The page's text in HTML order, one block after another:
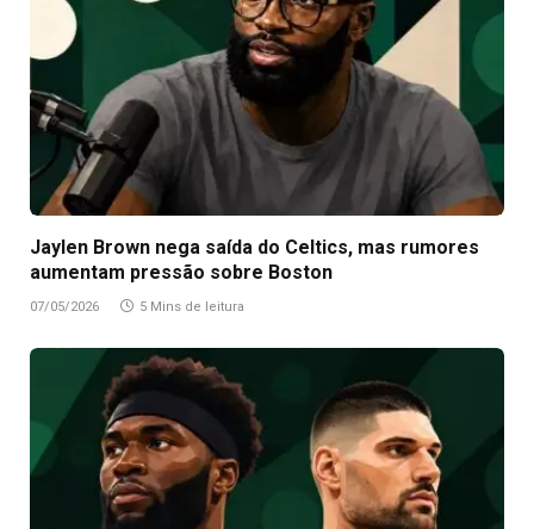
Jaylen Brown nega saída do Celtics, mas rumores
aumentam pressão sobre Boston
07/05/2026 5 Mins de leitura